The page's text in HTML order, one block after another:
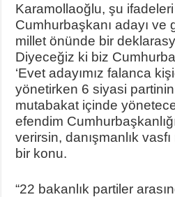
Karamollaoğlu, şu ifadeleri
Cumhurbaşkanı adayı ve
millet önünde bir
Diyeceğiz ki biz
‘Evet adayımız falanca
yönetirken 6 siyasi
mutabakat içinde
efendim Cumhurbaşkanlığı
verirsin, danışmanlık
bir konu.
“22 bakanlık partiler